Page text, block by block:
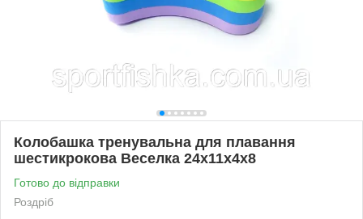
Колобашка тренувальна для плавання
шестикрокова Веселка 24х11х4х8
Готово до відправки
Роздріб